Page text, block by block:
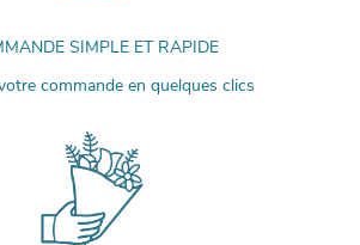
SIMPLE ET RAPIDE
commande en quelques clics